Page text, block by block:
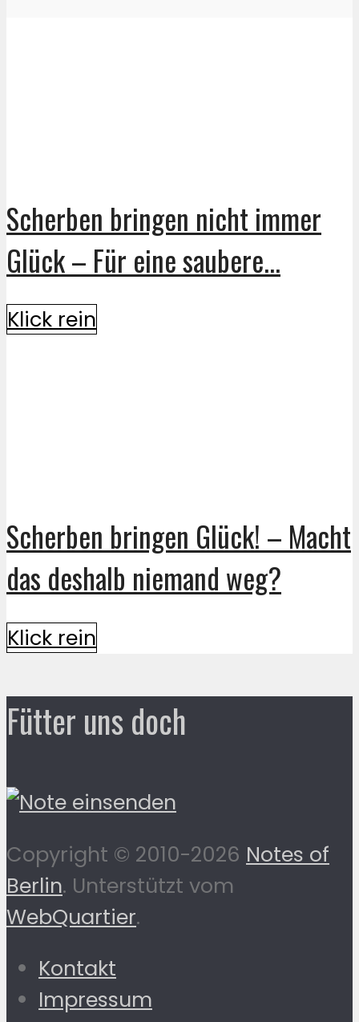
Scherben bringen nicht immer
Glück – Für eine saubere...
Klick rein
Scherben bringen Glück! – Macht
das deshalb niemand weg?
Klick rein
Fütter uns doch
Copyright © 2010-2026 Notes of
Berlin. Unterstützt vom
WebQuartier.
Kontakt
Impressum